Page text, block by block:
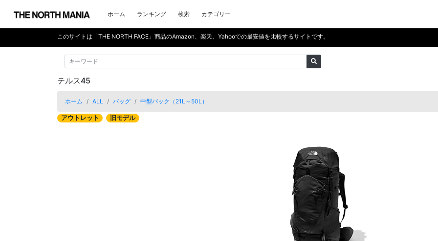
ホーム ランキング 検索 カテゴリー
このサイトは「THE NORTH FACE」商品のAmazon、楽天、Yahooでの最安値を比較するサイトです。
テルス45
ホーム ALL バッグ 中型パック（21L～50L）
アウトレット 旧モデル